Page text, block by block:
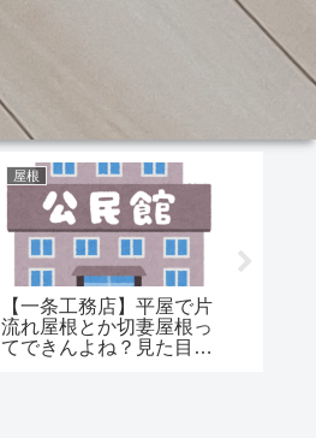
屋根
【一条工務店】平屋で片
流れ屋根とか切妻屋根っ
てできんよね？見た目が